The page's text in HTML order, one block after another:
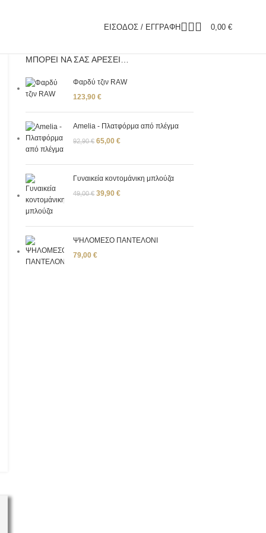
ΕΊΣΟΔΟΣ / ΕΓΓΡΑΦΉ 0,00 €
ΜΠΟΡΕΊ ΝΑ ΣΑΣ ΑΡΈΣΕΙ…
Φαρδύ τζιν RAW
123,90 €
Amelia - Πλατφόρμα από πλέγμα
92,90€ 65,00 €
Γυναικεία κοντομάνικη μπλούζα
49,00€ 39,90 €
ΨΗΛΟΜΕΣΟ ΠΑΝΤΕΛΟΝΙ
79,00 €